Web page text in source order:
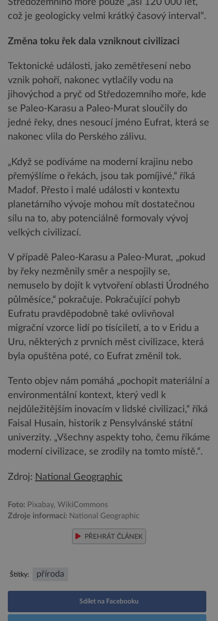
Středozemního moře pouze „asi 120 000 let,
což je geologicky velmi krátký časový interval“.
Změna toku řek dala vzniknout civilizaci
Tektonické události, jako zemětřesení nebo
vznik pohoří, nakonec vytlačily vodu na
jihovýchod a pryč od Středozemního moře, kde
se Paleo-Karasu a Paleo-Murat sloučily do
jedné řeky, dnes nesoucí jméno Eufrat, která se
nakonec vlila do Perského zálivu.
„Když se podíváme na moderní krajinu nebo
přemýšlíme o řekách, jsou tak pomíjivé,“ říká
Madof. Přesto i malé události v kontextu
planetárního vývoje mohou mít dostatečnou
sílu na to, aby potenciálně formovaly vývoj
velkých civilizací.
V případě Paleo-Karasu a Paleo-Murat, „pokud
by řeky nezměnily směr a nespojily se,
nemuselo by dojít k vytvoření oblasti Úrodného
půlměsíce,“ pokračuje. Pokračující pohyb
Eufratu pravděpodobně také ovlivňoval
migrační vzorce lidí po tisíciletí, a to v Eridu a
Uru, některých z prvních měst civilizace, která
byla opuštěna poté, co Eufrat změnil tok.
Tento objev nám pomáhá „pochopit materiální a
environmentální kontext, který vedl k
nejdůležitějším inovacím v lidské civilizaci,“ říká
Faisal Husain, historik z Pensylvánské státní
univerzity. „Všechny aspekty toho, čemu říkáme
moderní civilizace, se zrodily na tomto místě.“.
Zdroj: National Geographic
Foto: Pixabay, WikiCommons
Zdroje informací: National Geographic
PŘEHRÁT ČLÁNEK
Štítky: příroda
Sdílet na Facebooku